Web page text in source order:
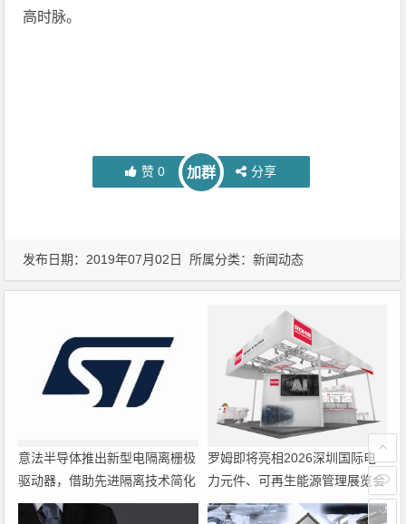
高时脉。
赞 0 加群 分享
发布日期：2019年07月02日 所属分类：新闻动态
意法半导体推出新型电隔离栅极
驱动器，借助先进隔离技术简化
电源设计
罗姆即将亮相2026深圳国际电
力元件、可再生能源管理展览会
暨研讨会